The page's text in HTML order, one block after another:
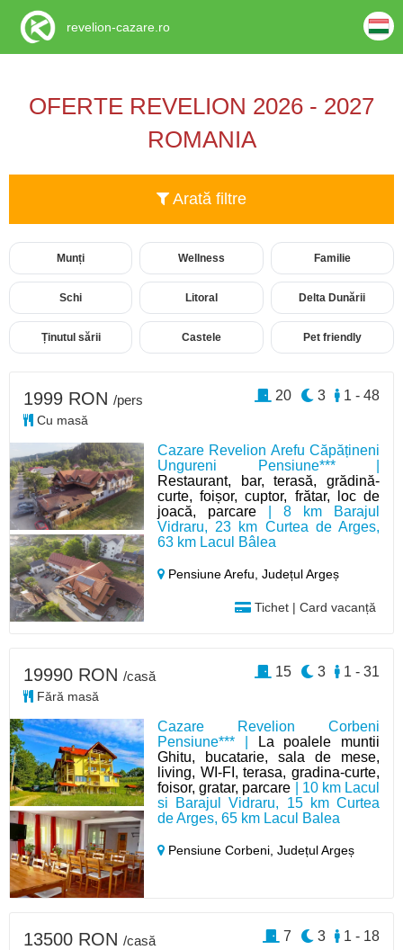
OFERTE REVELION 2026 - 2027
ROMANIA
Arată filtre
Munți Wellness Familie
Schi Litoral Delta Dunării
Ținutul sării Castele Pet friendly
Cazare Revelion Arefu Căpățineni
Ungureni Pensiune*** |
Restaurant, bar, terasă, grădină-
curte, foișor, cuptor, frătar, loc de
joacă, parcare | 8 km Barajul
Vidraru, 23 km Curtea de Arges,
63 km Lacul Bâlea
Pensiune Arefu,Județul Argeș
Tichet | Card vacanță
1999 RON /pers
Cu masă
1 - 48
3
20
Cazare Revelion Corbeni
Pensiune*** |
La poalele muntii
Ghitu, bucatarie, sala de mese,
living, WI-FI, terasa, gradina-curte,
foisor, gratar, parcare | 10 km Lacul
si Barajul Vidraru, 15 km Curtea
de Arges, 65 km Lacul Balea
Pensiune Corbeni,Județul Argeș
19990 RON /casă
Fără masă
1 - 31
3
15
13500 RON /casă 1 - 18
3
7
revelion-cazare.ro